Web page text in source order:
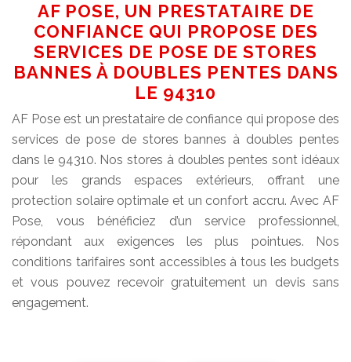
AF POSE, UN PRESTATAIRE DE
CONFIANCE QUI PROPOSE DES
SERVICES DE POSE DE STORES
BANNES À DOUBLES PENTES DANS
LE 94310
AF Pose est un prestataire de confiance qui propose des
services de pose de stores bannes à doubles pentes
dans le 94310. Nos stores à doubles pentes sont idéaux
pour les grands espaces extérieurs, offrant une
protection solaire optimale et un confort accru. Avec AF
Pose, vous bénéficiez d’un service professionnel,
répondant aux exigences les plus pointues. Nos
conditions tarifaires sont accessibles à tous les budgets
et vous pouvez recevoir gratuitement un devis sans
engagement.